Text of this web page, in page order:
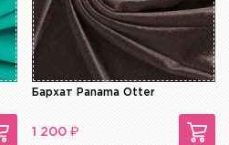
Бархат Panama Otter
1 200 ₽